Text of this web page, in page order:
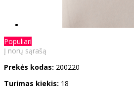
Populiari
Į norų sąrašą
Prekės kodas: 200220
Turimas kiekis: 18